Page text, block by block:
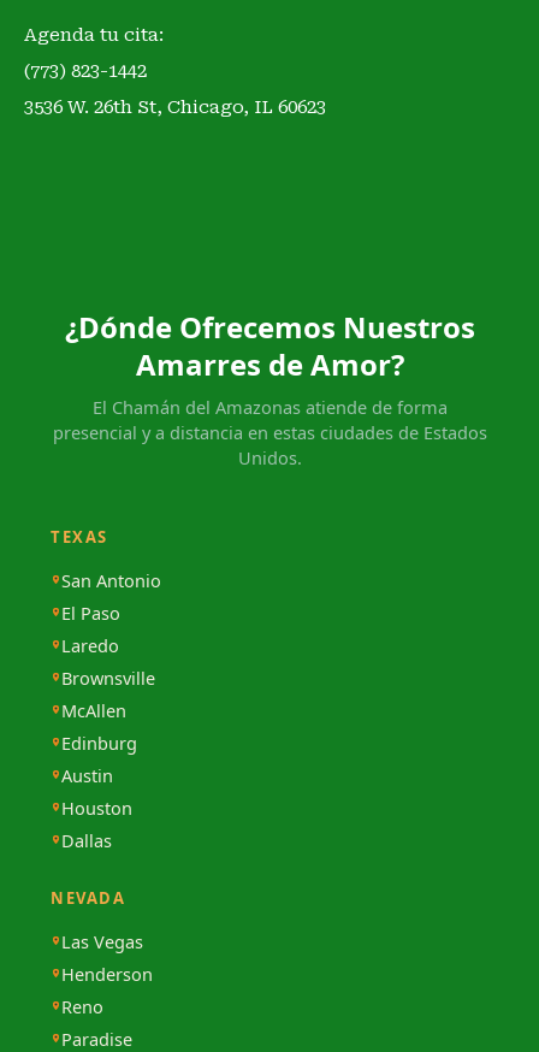
Agenda tu cita:
(773) 823-1442
3536 W. 26th St, Chicago, IL 60623
¿Dónde Ofrecemos Nuestros
Amarres de Amor?
El Chamán del Amazonas atiende de forma
presencial y a distancia en estas ciudades de Estados
Unidos.
TEXAS
San Antonio
El Paso
Laredo
Brownsville
McAllen
Edinburg
Austin
Houston
Dallas
NEVADA
Las Vegas
Henderson
Reno
Paradise